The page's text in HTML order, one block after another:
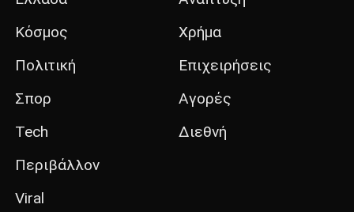
Κόσμος
Πολιτική
Σπορ
Tech
Περιβάλλον
Viral
Χρήμα
Επιχειρήσεις
Αγορές
Διεθνή